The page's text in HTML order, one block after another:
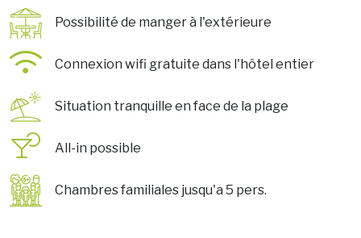
Possibilité de manger à l'extérieure
Connexion wifi gratuite dans l'hôtel entier
Situation tranquille en face de la plage
All-in possible
Chambres familiales jusqu'a 5 pers.